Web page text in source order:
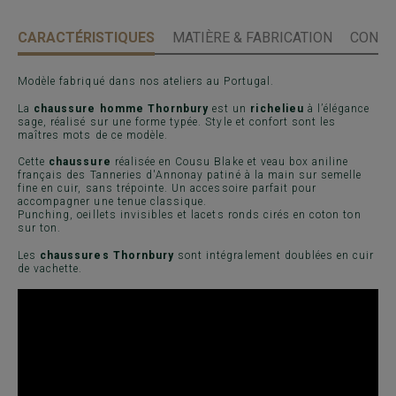
CARACTÉRISTIQUES MATIÈRE & FABRICATION
Modèle fabriqué dans nos ateliers au Portugal.
La chaussure homme Thornbury est un richelieu à l’élégance
sage, réalisé sur une forme typée. Style et confort sont les
maîtres mots de ce modèle.
Cette chaussure réalisée en Cousu Blake et veau box aniline
français des Tanneries d'Annonay patiné à la main sur semelle
fine en cuir, sans trépointe. Un accessoire parfait pour
accompagner une tenue classique.
Punching, oeillets invisibles et lacets ronds cirés en coton ton
sur ton.
Les chaussures Thornbury sont intégralement doublées en cuir
de vachette.